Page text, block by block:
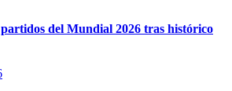
del Mundial 2026 tras histórico